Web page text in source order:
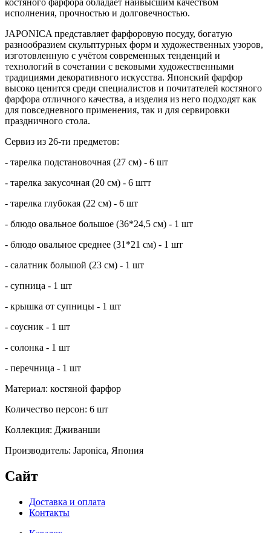
исполнения, прочностью и долговечностью.
JAPONICA представляет фарфоровую посуду, богатую
разнообразием скульптурных форм и художественных узоров,
изготовленную с учётом современных тенденций и
технологий в сочетании с вековыми художественными
традициями декоративного искусства. Японский фарфор
высоко ценится среди специалистов и почитателей костяного
фарфора отличного качества, а изделия из него подходят как
для повседневного применения, так и для сервировки
праздничного стола.
Сервиз из 26-ти предметов:
- тарелка подстановочная (27 см) - 6 шт
- тарелка закусочная (20 см) - 6 штт
- тарелка глубокая (22 см) - 6 шт
- блюдо овальное большое (36*24,5 см) - 1 шт
- блюдо овальное среднее (31*21 см) - 1 шт
- салатник большой (23 см) - 1 шт
- супница - 1 шт
- крышка от супницы - 1 шт
- соусник - 1 шт
- солонка - 1 шт
- перечница - 1 шт
Материал: костяной фарфор
Количество персон: 6 шт
Коллекция: Дживанши
Производитель: Japonica, Япония
Сайт
Доставка и оплата
Контакты